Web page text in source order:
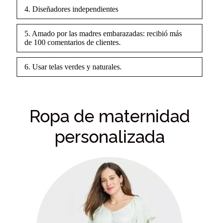
4. Diseñadores independientes
5. Amado por las madres embarazadas: recibió más
de 100 comentarios de clientes.
6. Usar telas verdes y naturales.
Ropa de maternidad
personalizada